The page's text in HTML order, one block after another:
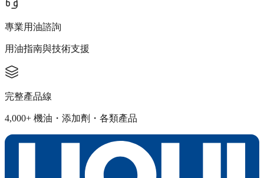
專業用油諮詢
用油指南與技術支援
完整產品線
4,000+ 機油・添加劑・各類產品